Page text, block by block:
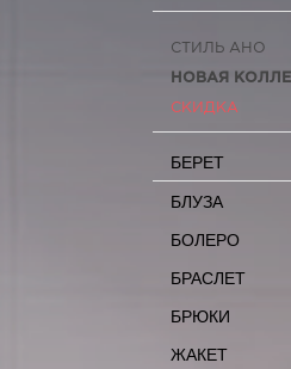
СТИЛЬ АНО
НОВАЯ
СКИДКА
БЕРЕТ
БЛУЗА
БОЛЕРО
БРАСЛЕТ
БРЮКИ
ЖАКЕТ